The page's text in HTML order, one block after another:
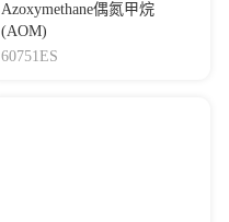
Azoxymethane偶氮甲烷
(AOM)
60751ES